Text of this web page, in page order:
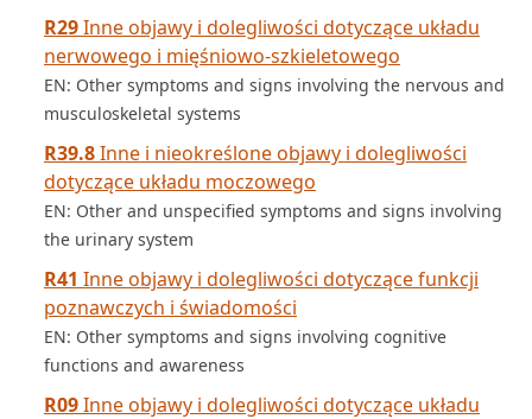
R29Inne objawy i dolegliwości dotyczące układu
nerwowego i mięśniowo­‑szkieletowego
EN: Other symptoms and signs involving the nervous and
musculoskeletal systems
R39.8Inne i nieokreślone objawy i dolegliwości
dotyczące układu moczowego
EN: Other and unspecified symptoms and signs involving
the urinary system
R41 Inne objawy i dolegliwości dotyczące funkcji
poznawczych i świadomości
EN: Other symptoms and signs involving cognitive
functions and awareness
R09Inne objawy i dolegliwości dotyczące układu